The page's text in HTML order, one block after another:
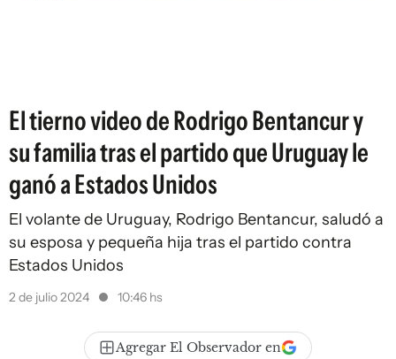
El tierno video de Rodrigo Bentancur y
su familia tras el partido que Uruguay le
ganó a Estados Unidos
El volante de Uruguay, Rodrigo Bentancur, saludó a
su esposa y pequeña hija tras el partido contra
Estados Unidos
2 de julio 2024 10:46 hs
Agregar El Observador en